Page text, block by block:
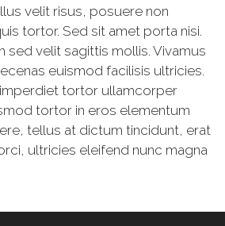
velit risus, posuere non
tortor. Sed sit amet porta nisi.
sed velit sagittis mollis. Vivamus
euismod facilisis ultricies.
tortor ullamcorper
tortor in eros elementum
tellus at dictum tincidunt, erat
ultricies eleifend nunc magna